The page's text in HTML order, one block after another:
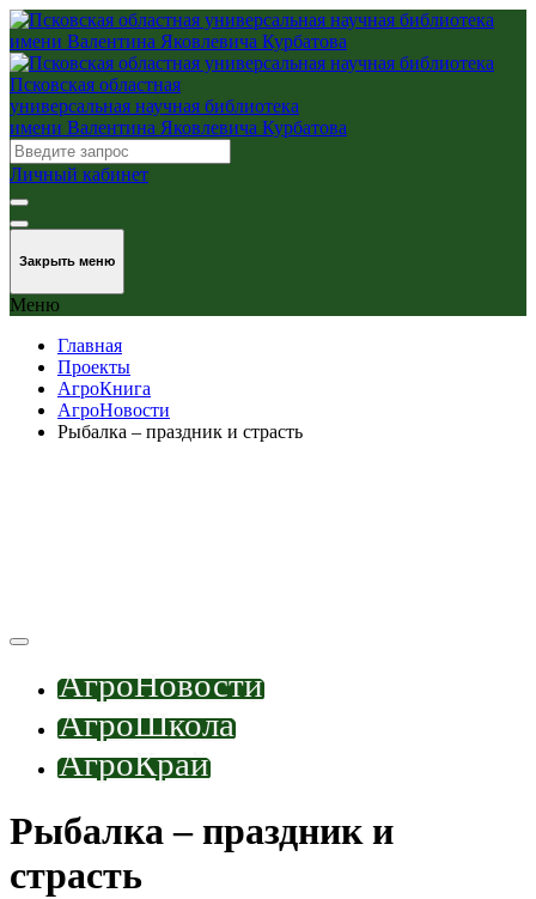
Псковская областная
универсальная научная библиотека
имени Валентина Яковлевича Курбатова
Личный кабинет
Закрыть меню
Меню
Главная
Проекты
АгроКнига
АгроНовости
Рыбалка – праздник и страсть
АгроНовости
АгроШкола
АгроКрай
Рыбалка – праздник и
страсть